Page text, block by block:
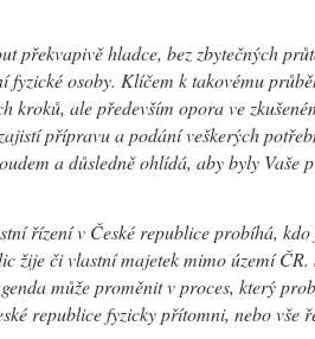
překvapivě hladce, bez zbytečných
osoby. Klíčem k takovému
ale především opora ve
přípravu a podání veškerých
a důsledně ohlídá, aby byly Vaše
řízení v České republice probíhá,
žije či vlastní majetek mimo území ČR.
může proměnit v proces, který
republice fyzicky přítomni, nebo vše